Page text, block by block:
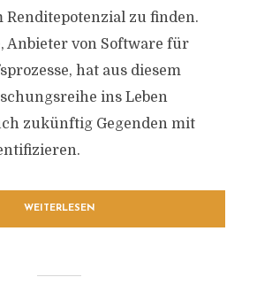
Renditepotenzial zu finden.
Anbieter von Software für
hat aus diesem
ins Leben
zukünftig Gegenden mit
WEITERLESEN